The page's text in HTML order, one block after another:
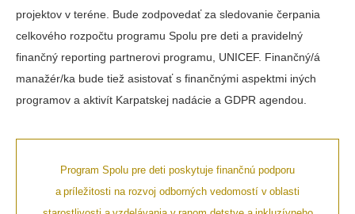
projektov v teréne. Bude zodpovedať za sledovanie čerpania
celkového rozpočtu programu Spolu pre deti a pravidelný
finančný reporting partnerovi programu, UNICEF. Finančný/á
manažér/ka bude tiež asistovať s finančnými aspektmi iných
programov a aktivít Karpatskej nadácie a GDPR agendou.
Program Spolu pre deti poskytuje finančnú podporu
a príležitosti na rozvoj odborných vedomostí v oblasti